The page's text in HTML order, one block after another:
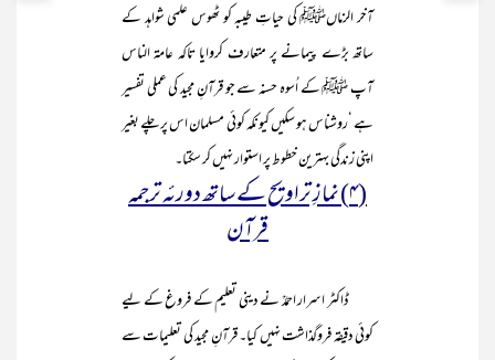
آخر الزماںﷺ کی حیاتِ طیبہ کو ٹھوس علمی شواہد کے
ساتھ بڑے پیمانے پر متعارف کروایا تاکہ عامۃ الناس
آپ ﷺ کے اُسوہ حسنہ سے جو قرآنِ مجید کی عملی تفسیر
ہے ‘روشناس ہو سکیں کیونکہ کوئی مسلمان اس پر چلے بغیر
اپنی زندگی بہترین خطوط پر استوار نہیں کر سکتا۔
(۴) نمازِ تراویح کے ساتھ دورئہ ترجمہ
قرآن
ڈاکٹر اسرار احمدؒ نے دینی تعلیم کے فروغ کے لیے
کوئی دقیقہ فروگذاشت نہیں کیا۔ قرآنِ مجید کی تعلیمات سے